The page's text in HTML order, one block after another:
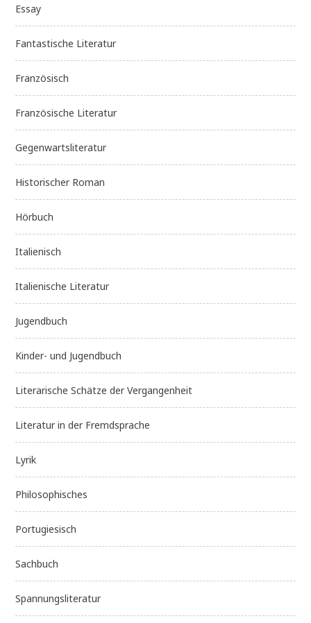
Essay
Fantastische Literatur
Französisch
Französische Literatur
Gegenwartsliteratur
Historischer Roman
Hörbuch
Italienisch
Italienische Literatur
Jugendbuch
Kinder- und Jugendbuch
Literarische Schätze der Vergangenheit
Literatur in der Fremdsprache
Lyrik
Philosophisches
Portugiesisch
Sachbuch
Spannungsliteratur